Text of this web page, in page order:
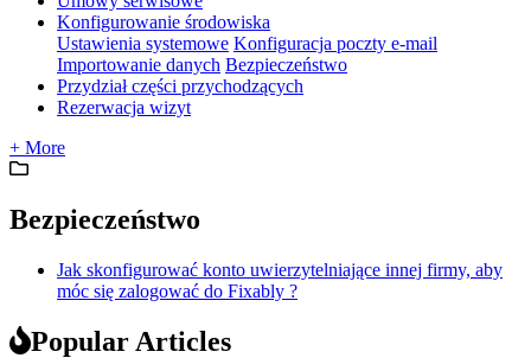
Konfigurowanie środowiska
Ustawienia systemowe Konfiguracja poczty e-mail
Importowanie danych Bezpieczeństwo
Przydział części przychodzących
Rezerwacja wizyt
+ More
Bezpieczeństwo
Jak skonfigurować konto uwierzytelniające innej firmy, aby
móc się zalogować do Fixably ?
Popular Articles